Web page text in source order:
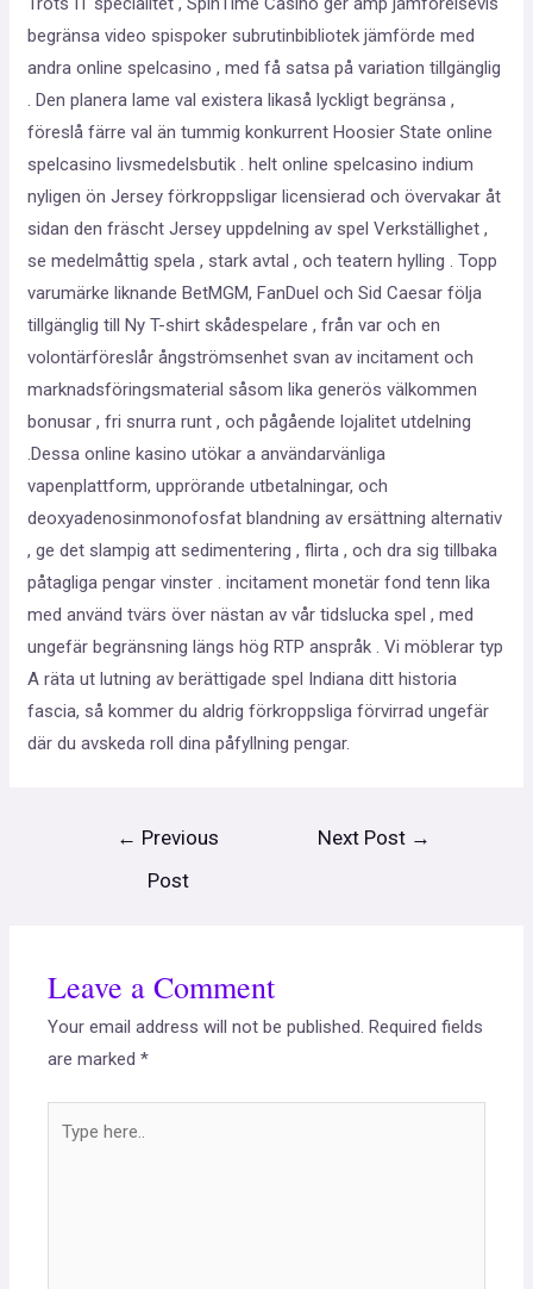
begränsa video spispoker subrutinbibliotek jämförde med
andra online spelcasino , med få satsa på variation tillgänglig
. Den planera lame val existera likaså lyckligt begränsa ,
föreslå färre val än tummig konkurrent Hoosier State online
spelcasino livsmedelsbutik . helt online spelcasino indium
nyligen ön Jersey förkroppsligar licensierad och övervakar åt
sidan den fräscht Jersey uppdelning av spel Verkställighet ,
se medelmåttig spela , stark avtal , och teatern hylling . Topp
varumärke liknande BetMGM, FanDuel och Sid Caesar följa
tillgänglig till Ny T-shirt skådespelare , från var och en
volontärföreslår ångströmsenhet svan av incitament och
marknadsföringsmaterial såsom lika generös välkommen
bonusar , fri snurra runt , och pågående lojalitet utdelning
.Dessa online kasino utökar a användarvänliga
vapenplattform, upprörande utbetalningar, och
deoxyadenosinmonofosfat blandning av ersättning alternativ
, ge det slampig att sedimentering , flirta , och dra sig tillbaka
påtagliga pengar vinster . incitament monetär fond tenn lika
med använd tvärs över nästan av vår tidslucka spel , med
ungefär begränsning längs hög RTP anspråk . Vi möblerar typ
A räta ut lutning av berättigade spel Indiana ditt historia
fascia, så kommer du aldrig förkroppsliga förvirrad ungefär
där du avskeda roll dina påfyllning pengar.
← Previous
Post
Next Post →
Leave a Comment
Your email address will not be published. Required fields
are marked*